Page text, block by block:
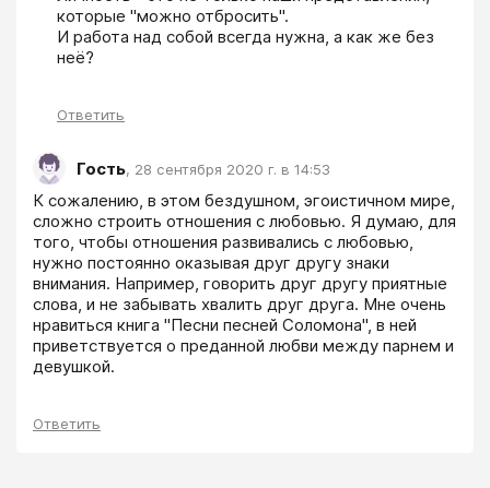
которые "можно отбросить".
И работа над собой всегда нужна, а как же без
неё?
Ответить
Гость, 28 сентября 2020 г. в 14:53
К сожалению, в этом бездушном, эгоистичном мире,
сложно строить отношения с любовью. Я думаю, для
того, чтобы отношения развивались с любовью,
нужно постоянно оказывая друг другу знаки
внимания. Например, говорить друг другу приятные
слова, и не забывать хвалить друг друга. Мне очень
нравиться книга "Песни песней Соломона", в ней
приветствуется о преданной любви между парнем и
девушкой.
Ответить